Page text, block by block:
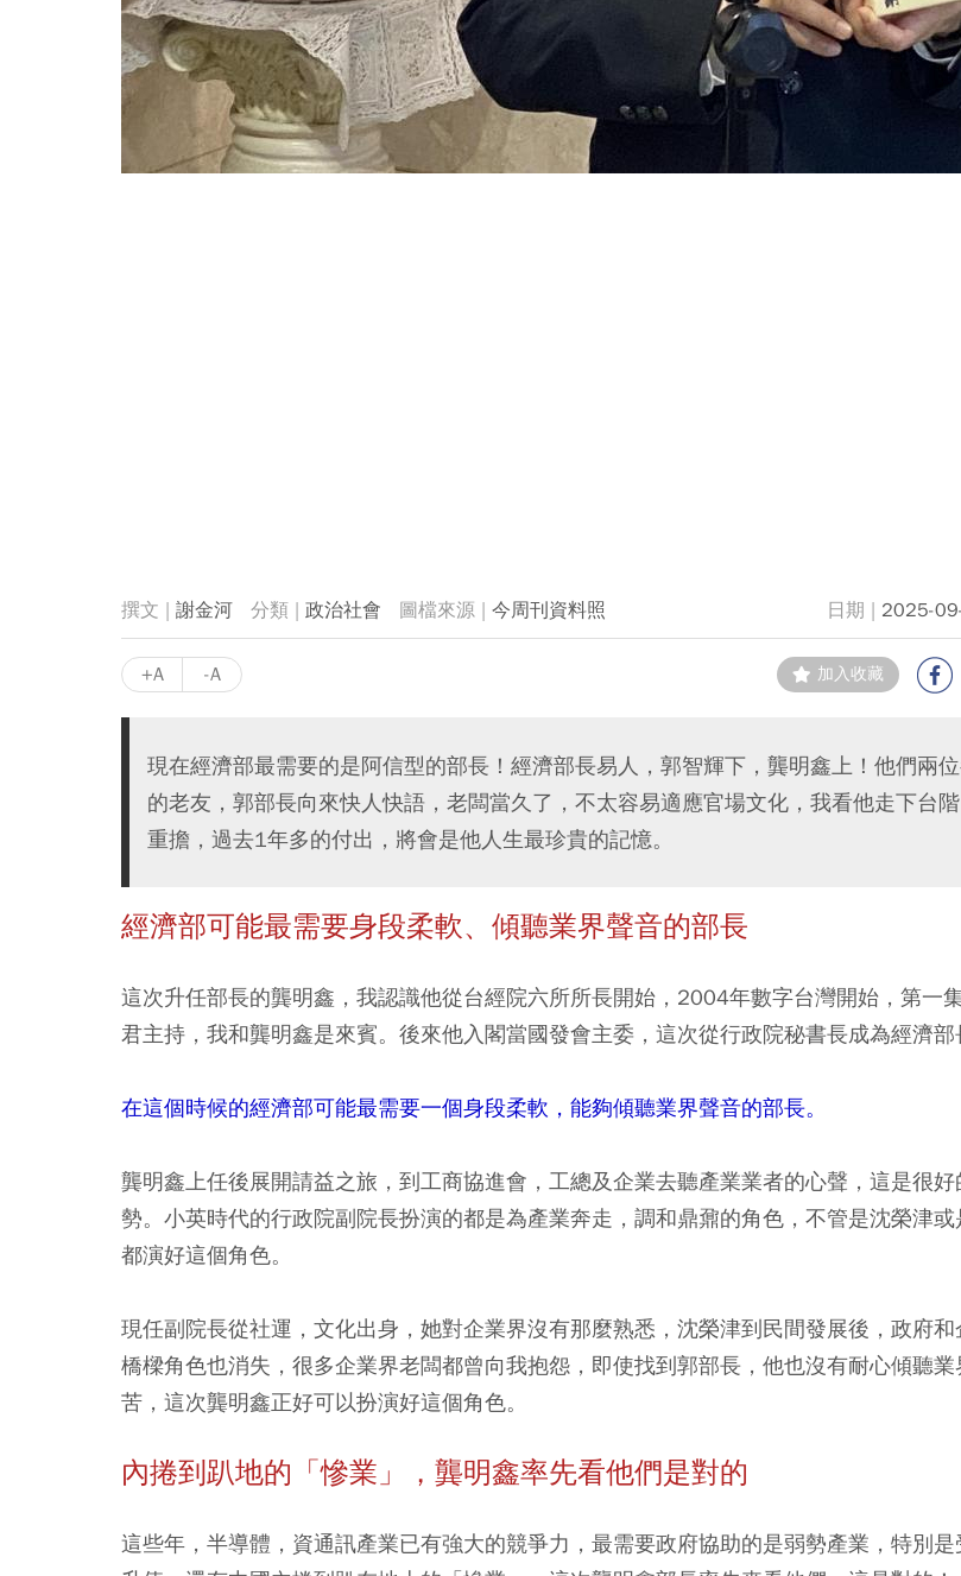
謝金河 政治社會 今周刊資料照 2025-
+A -A 加入收藏
現在經濟部最需要的是阿信型的部長！經濟部長易人，郭智輝下，龔明鑫上！他們兩
的老友，郭部長向來快人快語，老闆當久了，不太容易適應官場文化，我看他走下台
重擔，過去1年多的付出，將會是他人生最珍貴的記憶。
經濟部可能最需要身段柔軟、傾聽業界聲音的部長
這次升任部長的龔明鑫，我認識他從台經院六所所長開始，2004年數字台灣開始，第一
君主持，我和龔明鑫是來賓。後來他入閣當國發會主委，這次從行政院秘書長成為經濟部
在這個時候的經濟部可能最需要一個身段柔軟，能夠傾聽業界聲音的部長。
龔明鑫上任後展開請益之旅，到工商協進會，工總及企業去聽產業業者的心聲，這是很好
勢。小英時代的行政院副院長扮演的都是為產業奔走，調和鼎鼐的角色，不管是沈榮津或
都演好這個角色。
現任副院長從社運，文化出身，她對企業界沒有那麼熟悉，沈榮津到民間發展後，政府和
橋樑角色也消失，很多企業界老闆都曾向我抱怨，即使找到郭部長，他也沒有耐心傾聽業
苦，這次龔明鑫正好可以扮演好這個角色。
內捲到趴地的「慘業」，龔明鑫率先看他們是對的
這些年，半導體，資通訊產業已有強大的競爭力，最需要政府協助的是弱勢產業，特別是